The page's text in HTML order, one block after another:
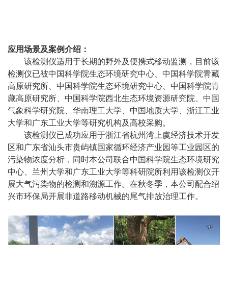
应用场景及案例介绍：
该检测仪适用于长期的野外及便携式移动监测，目前该
检测仪已被中国科学院生态环境研究中心、中国科学院青藏
高原研究所、中国科学院生态环境研究中心、中国科学院青
藏高原研究所、中国科学院西北生态环境资源研究院、中国
气象科学研究院、华南理工大学、中国地质大学、浙江工业
大学和广东工业大学等研究机构及高校采购。
该检测仪已成功应用于浙江省杭州湾上虞经济技术开发
区和广东省汕头市贵屿镇国家循环经济产业园等工业园区的
污染物浓度分析，同时本公司联合中国科学院生态环境研究
中心、兰州大学和广东工业大学等科研院所利用该检测仪开
展大气污染物的检测和溯源工作。在秋冬季，本公司配合绍
兴市环保局开展非道路移动机械的尾气排放治理工作。